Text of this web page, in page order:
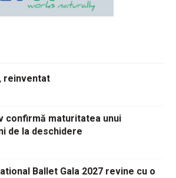
reinventat
confirmă maturitatea unui
de la deschidere
Ballet Gala 2027 revine cu o